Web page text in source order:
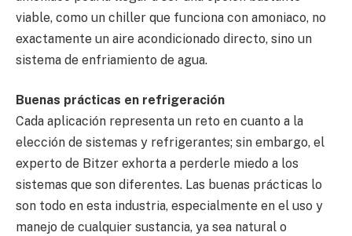
viable, como un chiller que funciona con amoniaco, no
exactamente un aire acondicionado directo, sino un
sistema de enfriamiento de agua.
Buenas prácticas en refrigeración
Cada aplicación representa un reto en cuanto a la
elección de sistemas y refrigerantes; sin embargo, el
experto de Bitzer exhorta a perderle miedo a los
sistemas que son diferentes. Las buenas prácticas lo
son todo en esta industria, especialmente en el uso y
manejo de cualquier sustancia, ya sea natural o